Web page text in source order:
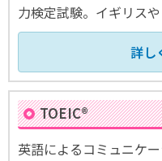
力検定試験。イギリス
詳し
TOEIC®
英語によるコミュニケ